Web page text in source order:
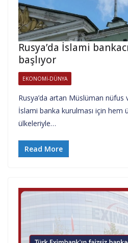
Rusya’da İslami
başlıyor
EKONOMI-DÜNYA
Rusya’da artan Müslüman
İslami banka kurulması için hem
ülkeleriyle…
Read More